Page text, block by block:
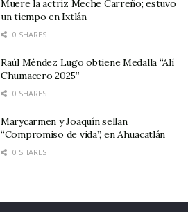
Muere la actriz Meche Carreño; estuvo
un tiempo en Ixtlán
0 SHARES
Raúl Méndez Lugo obtiene Medalla “Alí
Chumacero 2025”
0 SHARES
Marycarmen y Joaquín sellan
“Compromiso de vida”, en Ahuacatlán
0 SHARES